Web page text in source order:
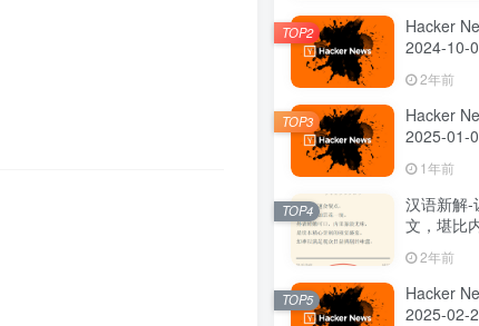
Hacker
2024-10-
2年前
TOP2
Hacker
2025-01-
1年前
TOP3
汉语新解-
文，堪比
2年前
TOP4
Hacker
2025-02-
TOP5